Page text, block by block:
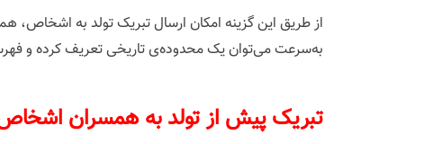
از طریق این گزینه امکان ارسال تبریک تولد به اشخاص،
به‌سرعت می‌توان یک محدوده‌ی تاریخی تعریف کرده و
‌تبریک پیش از تولد به همسران